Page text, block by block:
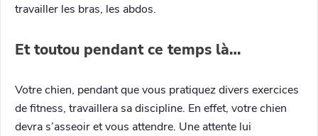
travailler les bras, les abdos.
Et toutou pendant ce temps là…
Votre chien, pendant que vous pratiquez divers exercices
de fitness, travaillera sa discipline. En effet, votre chien
devra s’asseoir et vous attendre. Une attente lui